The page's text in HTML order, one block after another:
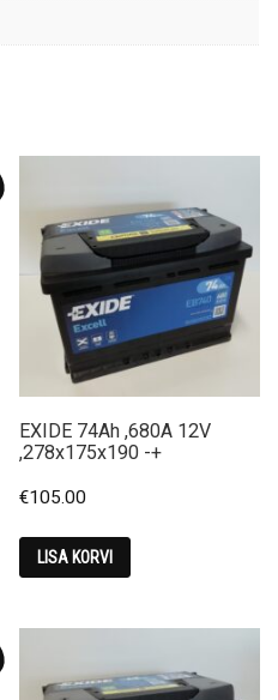
EXIDE 74Ah ,680A 12V
,278x175x190 -+
€105.00
LISA KORVI